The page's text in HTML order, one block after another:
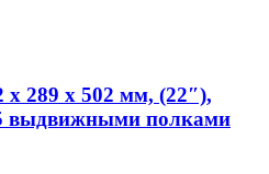
289 х 502 мм, (22″),
выдвижными полками